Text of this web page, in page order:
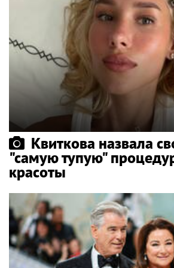
Квиткова назвала
"самую тупую"
красоты